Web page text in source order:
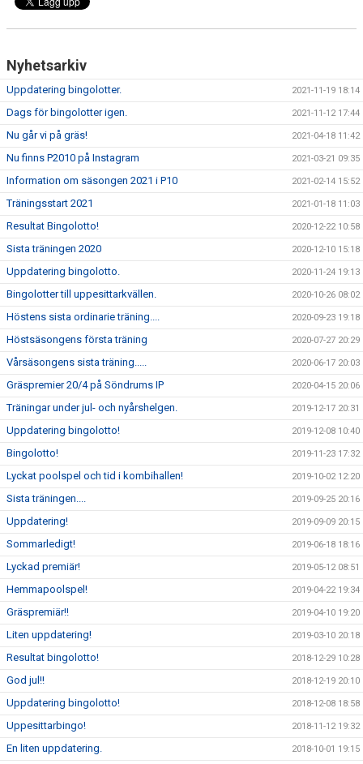
Nyhetsarkiv
Uppdatering bingolotter. 2021-11-19 18:14
Dags för bingolotter igen. 2021-11-12 17:44
Nu går vi på gräs! 2021-04-18 11:42
Nu finns P2010 på Instagram 2021-03-21 09:35
Information om säsongen 2021 i P10 2021-02-14 15:52
Träningsstart 2021 2021-01-18 11:03
Resultat Bingolotto! 2020-12-22 10:58
Sista träningen 2020 2020-12-10 15:18
Uppdatering bingolotto. 2020-11-24 19:13
Bingolotter till uppesittarkvällen. 2020-10-26 08:02
Höstens sista ordinarie träning.... 2020-09-23 19:18
Höstsäsongens första träning 2020-07-27 20:29
Vårsäsongens sista träning..... 2020-06-17 20:03
Gräspremier 20/4 på Söndrums IP 2020-04-15 20:06
Träningar under jul- och nyårshelgen. 2019-12-17 20:31
Uppdatering bingolotto! 2019-12-08 10:40
Bingolotto! 2019-11-23 17:32
Lyckat poolspel och tid i kombihallen! 2019-10-02 12:20
Sista träningen.... 2019-09-25 20:16
Uppdatering! 2019-09-09 20:15
Sommarledigt! 2019-06-18 18:16
Lyckad premiär! 2019-05-12 08:51
Hemmapoolspel! 2019-04-22 19:34
Gräspremiär!! 2019-04-10 19:20
Liten uppdatering! 2019-03-10 20:18
Resultat bingolotto! 2018-12-29 10:28
God jul!! 2018-12-19 20:10
Uppdatering bingolotto! 2018-12-08 18:58
Uppesittarbingo! 2018-11-12 19:32
En liten uppdatering. 2018-10-01 19:15